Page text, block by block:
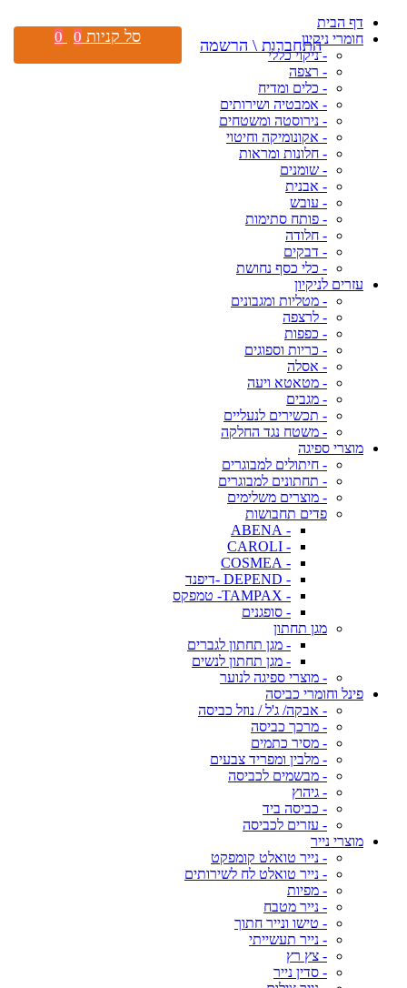
דף הבית
חומרי ניקיון
- ניקוי כללי
- רצפה
- כלים ומדיח
- אמבטיה ושירותים
- נירוסטה ומשטחים
- אקונומיקה וחיטוי
- חלונות ומראות
- שומנים
- אבנית
- עובש
- פותח סתימות
- חלודה
- דבקים
- כלי כסף נחושת
עזרים לניקיון
- מטליות ומגבונים
- לרצפה
- כפפות
- כריות וספוגים
- אסלה
- מטאטא ויעה
- מגבים
- תכשירים לנעליים
- משטח נגד החלקה
מוצרי ספיגה
- חיתולים למבוגרים
- תחתונים למבוגרים
- מוצרים משלימים
פדים תחבושות
- ABENA
- CAROLI
- COSMEA
- DEPEND -דיפנד
- TAMPAX- טמפקס
- סופגנים
מגן תחתון
- מגן תחתון לגברים
- מגן תחתון לנשים
- מוצרי ספיגה לנוער
פינל וחומרי כביסה
- אבקה/ ג'ל / נוזל כביסה
- מרכך כביסה
- מסיר כתמים
- מלבין ומפריד צבעים
- מבשמים לכביסה
- גיהוץ
- כביסה ביד
- עזרים לכביסה
מוצרי נייר
- נייר טואלט קומפקט
- נייר טואלט לח לשירותים
- מפיות
- נייר מטבח
- טישו ונייר חתוך
- נייר תעשייתי
- צץ רץ
- סדין נייר
התחברות \ הרשמה סל קניות 0
0